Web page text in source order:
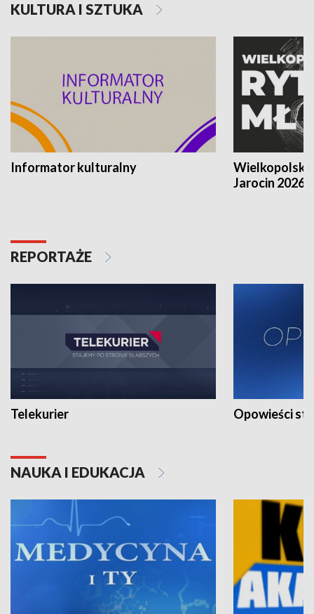
KULTURA I SZTUKA
Informator kulturalny
Jarocin 2026
REPORTAŻE
Telekurier Opowieści
NAUKA I EDUKACJA